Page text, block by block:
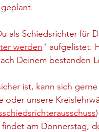
als Schiedsrichter für
werden" aufgelistet.
Deinem bestanden
ist, kann sich
oder unsere
am Donnerstag,